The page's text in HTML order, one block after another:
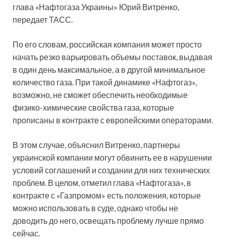
глава «Нафтогаза Украины» Юрий Витренко,
передает ТАСС.
По его словам, российская компания может просто
начать резко варьировать объемы поставок, выдавая
в один день максимальное, а в другой минимальное
количество газа. При такой динамике «Нафтогаз»,
возможно, не сможет обеспечить необходимые
физико-химические свойства газа, которые
прописаны в контракте с европейскими операторами.
В этом случае, объяснил Витренко, партнеры
украинской компании могут обвинить ее в нарушении
условий соглашений и создании для них технических
проблем. В целом, отметил глава «Нафтогаза», в
контракте с «Газпромом» есть положения, которые
можно использовать в суде, однако чтобы не
доводить до него, освещать проблему лучше прямо
сейчас.